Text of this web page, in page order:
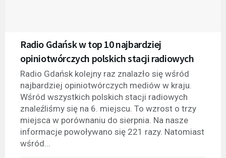
Radio Gdańsk w top 10 najbardziej
opiniotwórczych polskich stacji radiowych
Radio Gdańsk kolejny raz znalazło się wśród
najbardziej opiniotwórczych mediów w kraju.
Wśród wszystkich polskich stacji radiowych
znaleźliśmy się na 6. miejscu. To wzrost o trzy
miejsca w porównaniu do sierpnia. Na nasze
informacje powoływano się 221 razy. Natomiast
wśród...